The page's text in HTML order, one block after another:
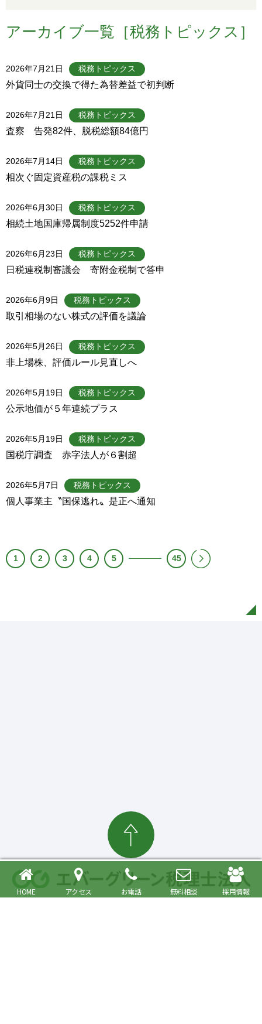
HOME アクセス お電話 無料相談 採用情報
アーカイブ一覧［税務トピックス］
2026年7月21日 税務トピックス
外貨同士の交換で得た為替差益で初判断
2026年7月21日 税務トピックス
査察 告発82件、脱税総額84億円
2026年7月14日 税務トピックス
相次ぐ固定資産税の課税ミス
2026年6月30日 税務トピックス
相続土地国庫帰属制度5252件申請
2026年6月23日 税務トピックス
日税連税制審議会 寄附金税制で答申
2026年6月9日 税務トピックス
取引相場のない株式の評価を議論
2026年5月26日 税務トピックス
非上場株、評価ルール見直しへ
2026年5月19日 税務トピックス
公示地価が５年連続プラス
2026年5月19日 税務トピックス
国税庁調査 赤字法人が６割超
2026年5月7日 税務トピックス
個人事業主〝国保逃れ〟是正へ通知
1 2 3 4 5 45